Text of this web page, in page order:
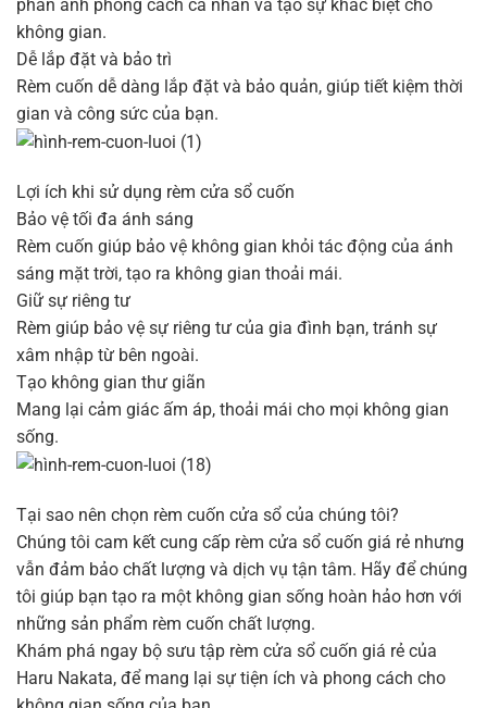
phản ánh phong cách cá nhân và tạo sự khác biệt cho
không gian.
Dễ lắp đặt và bảo trì
Rèm cuốn dễ dàng lắp đặt và bảo quản, giúp tiết kiệm thời
gian và công sức của bạn.
Lợi ích khi sử dụng rèm cửa sổ cuốn
Bảo vệ tối đa ánh sáng
Rèm cuốn giúp bảo vệ không gian khỏi tác động của ánh
sáng mặt trời, tạo ra không gian thoải mái.
Giữ sự riêng tư
Rèm giúp bảo vệ sự riêng tư của gia đình bạn, tránh sự
xâm nhập từ bên ngoài.
Tạo không gian thư giãn
Mang lại cảm giác ấm áp, thoải mái cho mọi không gian
sống.
Tại sao nên chọn rèm cuốn cửa sổ của chúng tôi?
Chúng tôi cam kết cung cấp rèm cửa sổ cuốn giá rẻ nhưng
vẫn đảm bảo chất lượng và dịch vụ tận tâm. Hãy để chúng
tôi giúp bạn tạo ra một không gian sống hoàn hảo hơn với
những sản phẩm rèm cuốn chất lượng.
Khám phá ngay bộ sưu tập rèm cửa sổ cuốn giá rẻ của
Haru Nakata, để mang lại sự tiện ích và phong cách cho